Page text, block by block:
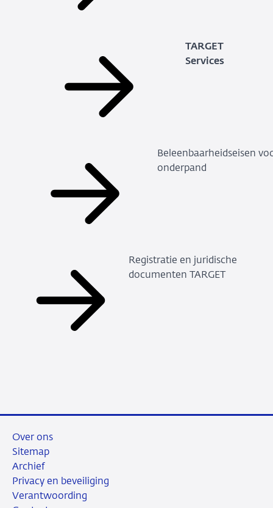
TARGET
Services
Beleenbaarheidseisen
onderpand
Registratie en juridische
documenten TARGET
Over ons
Sitemap
Archief
Privacy en beveiliging
Verantwoording